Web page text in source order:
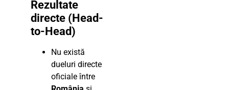
Rezultate
directe (Head-
to-Head)
Nu există
dueluri directe
oficiale între